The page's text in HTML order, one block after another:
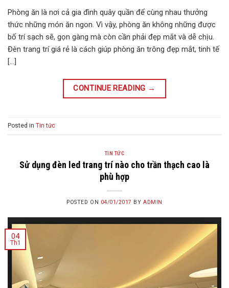
Phòng ăn là nơi cả gia đình quây quần để cùng nhau thưởng
thức những món ăn ngon. Vì vậy, phòng ăn không những được
bố trí sạch sẽ, gọn gàng mà còn cần phải đẹp mắt và dễ chịu.
Đèn trang trí giá rẻ là cách giúp phòng ăn trông đẹp mắt, tinh tế
[…]
CONTINUE READING →
Posted in Tin tức
TIN TỨC
Sử dụng đèn led trang trí nào cho trần thạch cao là
phù hợp
POSTED ON 04/01/2017 BY ADMIN
04
Th1